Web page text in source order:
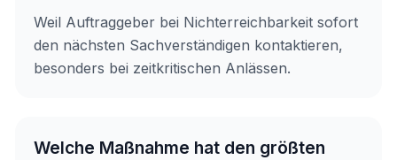
Weil Auftraggeber bei Nichterreichbarkeit sofort
den nächsten Sachverständigen kontaktieren,
besonders bei zeitkritischen Anlässen.
Welche Maßnahme hat den größten